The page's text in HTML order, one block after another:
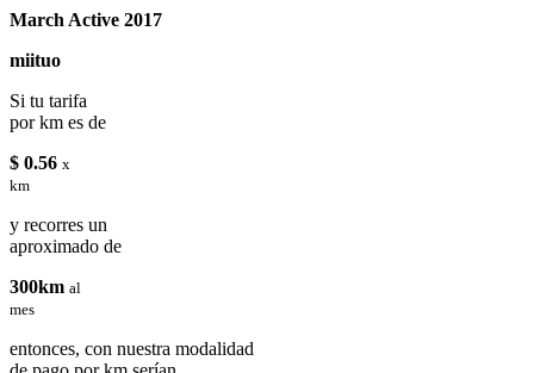
March Active 2017
miituo
Si tu tarifa
por km es de
$ 0.56 x
km
y recorres un
aproximado de
300km al
mes
entonces, con nuestra modalidad